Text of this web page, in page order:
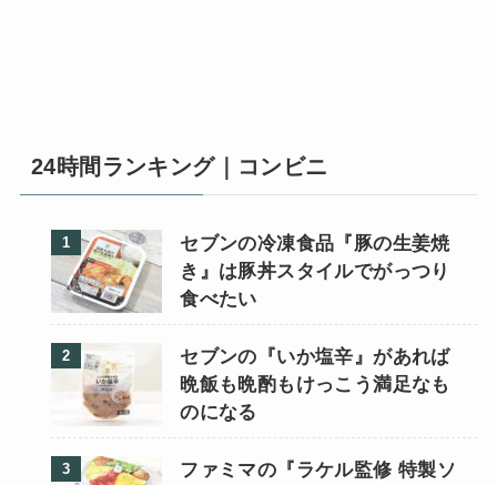
24時間ランキング｜コンビニ
セブンの冷凍食品『豚の生姜焼
き』は豚丼スタイルでがっつり
食べたい
セブンの『いか塩辛』があれば
晩飯も晩酌もけっこう満足なも
のになる
ファミマの『ラケル監修 特製ソ